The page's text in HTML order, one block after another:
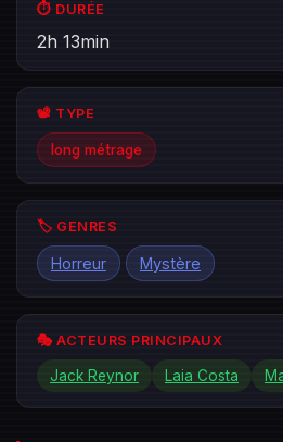
⏱️ DURÉE
2h 13min
📽️ TYPE
long métrage
🏷️ GENRES
Horreur Mystère
🎭 ACTEURS PRINCIPAUX
Jack Reynor Laia Costa